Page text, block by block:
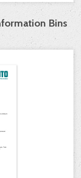
Bins